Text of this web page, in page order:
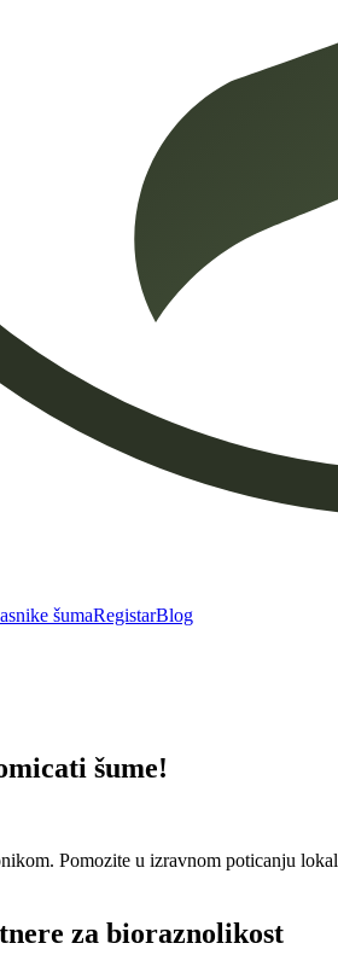
šumaRegistarBlog
šume!
Pomozite u izravnom poticanju
za bioraznolikost